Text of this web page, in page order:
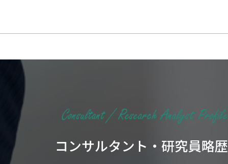
コンサルタント・研究員略歴